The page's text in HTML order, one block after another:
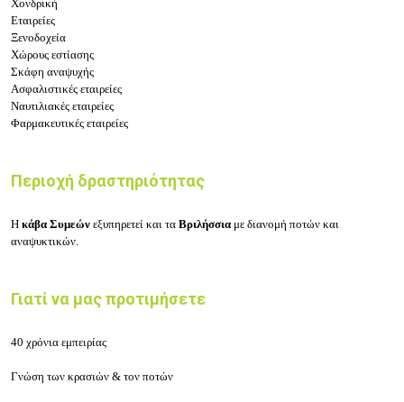
Χονδρική
Εταιρείες
Ξενοδοχεία
Χώρους εστίασης
Σκάφη αναψυχής
Ασφαλιστικές εταιρείες
Ναυτιλιακές εταιρείες
Φαρμακευτικές εταιρείες
Περιοχή δραστηριότητας
Η κάβα Συμεών εξυπηρετεί και τα Βριλήσσια με διανομή ποτών και
αναψυκτικών.
Γιατί να μας προτιμήσετε
40 χρόνια εμπειρίας
Γνώση των κρασιών & τον ποτών